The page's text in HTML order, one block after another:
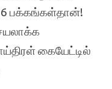
பக்கங்கள்தான்!
கையேட்டில்